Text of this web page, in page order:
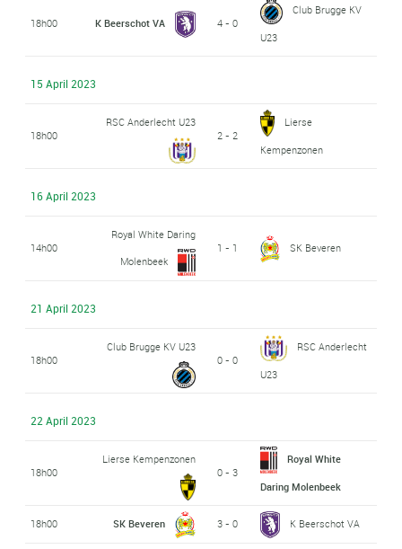
18h00 K Beerschot VA 4 - 0
Club Brugge KV
U23
15 April 2023
18h00
RSC Anderlecht U23
2 - 2
Lierse
Kempenzonen
16 April 2023
14h00
Royal White Daring
Molenbeek
1 - 1 SK Beveren
21 April 2023
18h00
Club Brugge KV U23
0 - 0
RSC Anderlecht
U23
22 April 2023
18h00
Lierse Kempenzonen
0 - 3
Royal White
Daring Molenbeek
18h00 SK Beveren 3 - 0 K Beerschot VA